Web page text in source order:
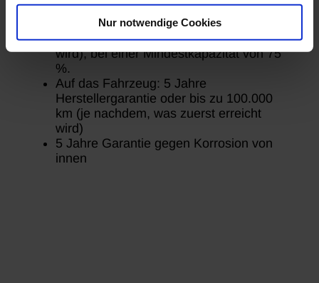
Nur notwendige Cookies
Auf die Fahrbatterie: 8 Jahre
Herstellergarantie oder bis zu 160.000
km (je nachdem, was zuerst erreicht
wird), bei einer Mindestkapazität von 75
%.
Auf das Fahrzeug: 5 Jahre
Herstellergarantie oder bis zu 100.000
km (je nachdem, was zuerst erreicht
wird)
5 Jahre Garantie gegen Korrosion von
innen